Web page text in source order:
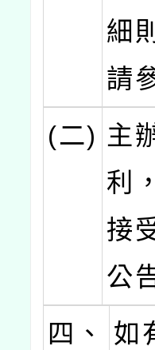
細
請
(二) 主
利
接
公
四、
如